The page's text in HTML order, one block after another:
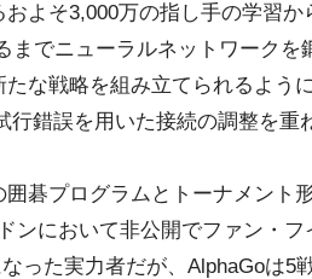
よそ3,000万の指し手の学習か
までニューラルネットワークを
な戦略を組み立てられるよう
錯誤を用いた接続の調整を重
碁プログラムとトーナメント
ンにおいて非公開でファン・フ
った実力者だが、AlphaGoは5